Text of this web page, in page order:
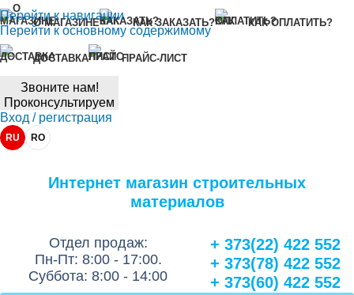
Перейти к навигации
Перейти к основному содержимому
О МАГАЗИНЕ КАК ЗАКАЗАТЬ? КАК ОПЛАТИТЬ?
ДОСТАВКА ПРАЙС-ЛИСТ
Звоните нам!
Проконсультируем
Вход / регистрация
RU RO
Интернет магазин строительных
материалов
Отдел продаж:
Пн-Пт: 8:00 - 17:00.
Суббота: 8:00 - 14:00
+ 373(22) 422 552
+ 373(78) 422 552
+ 373(60) 422 552